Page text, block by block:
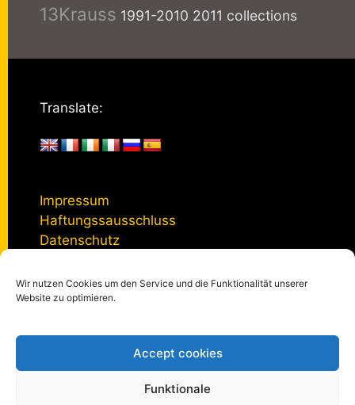
Wir nutzen Cookies um den Service und die Funktionalität unserer
Website zu optimieren.
Accept cookies
Funktionale
13Krauss 1991-2010 2011 collections
Translate:
Impressum
Haftungssausschluss
Datenschutz
Kontakt
kulturmanagement-online.de
Datenschutzerklärung|Privatsphäre-Einstellungen